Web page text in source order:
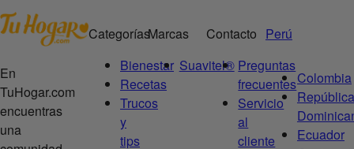
En
TuHogar.com
encuentras
una
Categorías
Bienestar
Recetas
Trucos
y
tips
Marcas
Suavitel®
Contacto
Preguntas
frecuentes
Servicio
al
cliente
Perú
Colombia
República
Ecuador